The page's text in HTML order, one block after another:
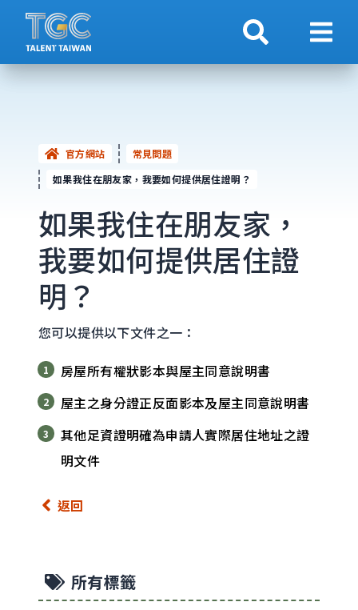
搜索 顯示
官方網站
常見問題
如果我住在朋友家，我要如何提供居住證明？
如果我住在朋友家，
我要如何提供居住證
明？
您可以提供以下文件之一：
房屋所有權狀影本與屋主同意說明書
屋主之身分證正反面影本及屋主同意說明書
其他足資證明確為申請人實際居住地址之證
明文件
返回
所有標籤